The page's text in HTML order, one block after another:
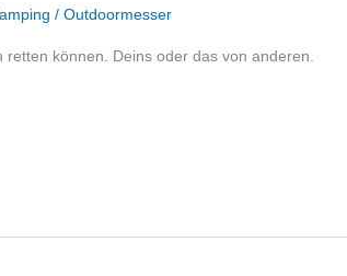
/Outdoormesser
können. Deins oder das von anderen.